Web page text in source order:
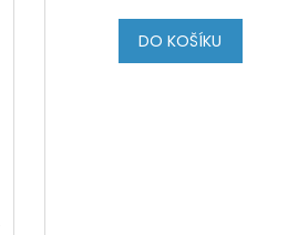
DO KOŠÍKU